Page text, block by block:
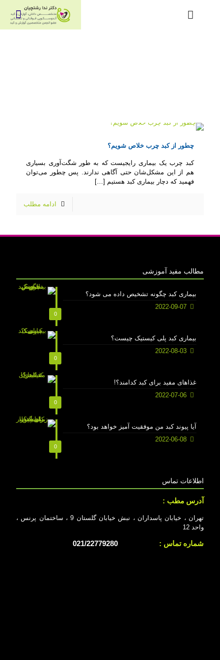
چطور از کبد چرب خلاص شویم؟
کبد چرب یک بیماری رایجیست که به طور شگت‌آوری بسیاری
هم از این مشکل‌شان حتی آگاهی ندارند. پس چطور می‌توان
فهمید که دچار بیماری کبد هستیم […]
ادامه مطلب
مطالب مفید آموزشی
0
بیماری کبد چگونه تشخیص داده می شود؟
2022-09-07
0
بیماری کبد پلی کیستیک چیست؟
2022-08-03
0
غذاهای مفید برای کبد کدامند؟!
2022-07-06
0
آیا پیوند کبد من موفقیت آمیز خواهد بود؟
2022-06-08
اطلاعات تماس
آدرس مطب :
تهران ، خیابان پاسداران ، نبش خیابان گلستان 9 ، ساختمان پرنس ،
واحد 12
شماره تماس :